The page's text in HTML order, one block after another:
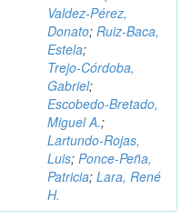
Valdez‑Pérez,
Donato; Ruiz‑Baca,
Estela;
Trejo‑Córdoba,
Gabriel;
Escobedo‑Bretado,
Miguel A.;
Lartundo‑Rojas,
Luis; Ponce‑Peña,
Patricia; Lara, René
H.